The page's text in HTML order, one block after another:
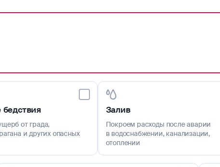
от града,
и других опасных
Залив
Покроем расходы после аварии
в водоснабжении, канализации,
отоплении